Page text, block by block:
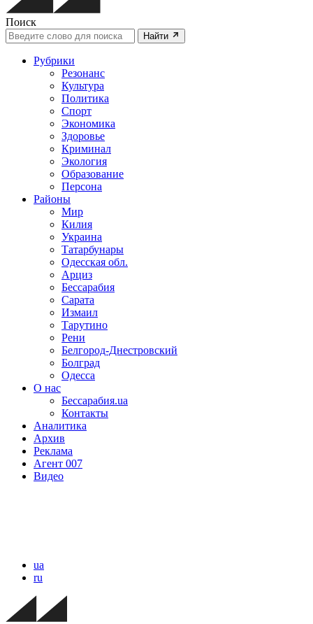
Поиск
Найти
Рубрики
Резонанс
Культура
Политика
Спорт
Экономика
Здоровье
Криминал
Экология
Образование
Персона
Районы
Мир
Килия
Украина
Татарбунары
Одесская обл.
Арциз
Бессарабия
Сарата
Измаил
Тарутино
Рени
Белгород-Днестровский
Болград
Одесса
О нас
Бессарабия.ua
Контакты
Аналитика
Архив
Реклама
Агент 007
Видео
ua
ru